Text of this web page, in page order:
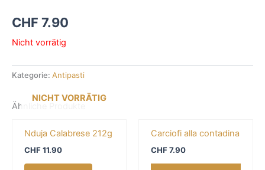
CHF 7.90
Nicht vorrätig
Kategorie: Antipasti
Ähnliche Produkte
NICHT VORRÄTIG
Nduja Calabrese 212g
CHF11.90
Carciofi alla contadina
CHF7.90